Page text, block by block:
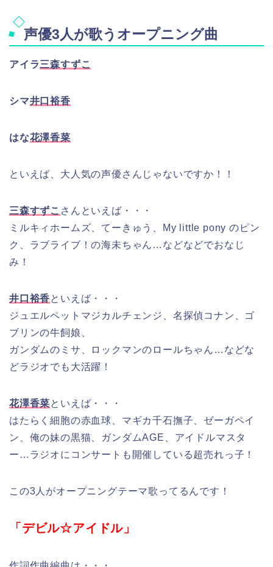
声優3人が歌うオープニング曲
アイラ三森すずこ
シマ井口裕香
はな花澤香菜
といえば、大人気の声優さんじゃないですか！！
三森すずこ さんといえば・・・
ミルキィホームズ、てーきゅう、My little pony のピン
ク、ラブライブ！の海未ちゃん…などなどでおなじ
み！
井口裕香といえば・・・
ジュエルペットマジカルチェンジ、名探偵コナン、ゴ
ブリンの牛飼娘、
ガンダムのミサ、ロックマンのロールちゃん…などな
どラジオでも大活躍！
花澤香菜といえば・・・
はたらく細胞の赤血球、マギカ千石撫子、ゼーガペイ
ン、俺の妹の黒猫、ガンダムAGE、アイドルマスタ
ー…ラジオにコンサートも開催している超売れっ子！
この3人がオープニングテーマ歌ってるんです！
「デビル☆アイドル」